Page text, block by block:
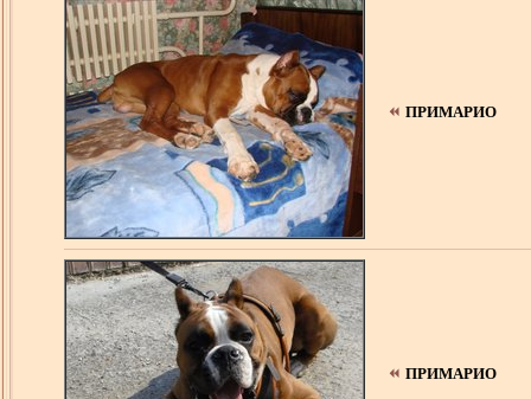
ПРИМАРИО
ПРИМАРИО